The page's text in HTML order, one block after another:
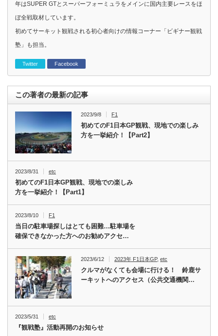
年はSUPER GTとスーパーフォーミュラをメインに国内主要レースをほ
ぼ全戦取材しています。
初めてサーキット観戦される初心者向けの情報コーナー「ビギナー観戦
塾」も担当。
Twitter Facebook
この著者の最新の記事
2023/9/8 F1
初めてのF1日本GP観戦、現地での楽しみ
方を一挙紹介！【Part2】
2023/8/31 etc
初めてのF1日本GP観戦、現地での楽しみ
方を一挙紹介！【Part1】
2023/8/10 F1
当日の駐車場探しはとても困難…駐車場を
確保できなかった方へのお勧めアクセ…
2023/6/12 2023年 F1日本GP,etc
クルマがなくても会場に行ける！ 鈴鹿サ
ーキットへのアクセス（公共交通機関…
2023/5/31 etc
『観戦塾』活動再開のお知らせ